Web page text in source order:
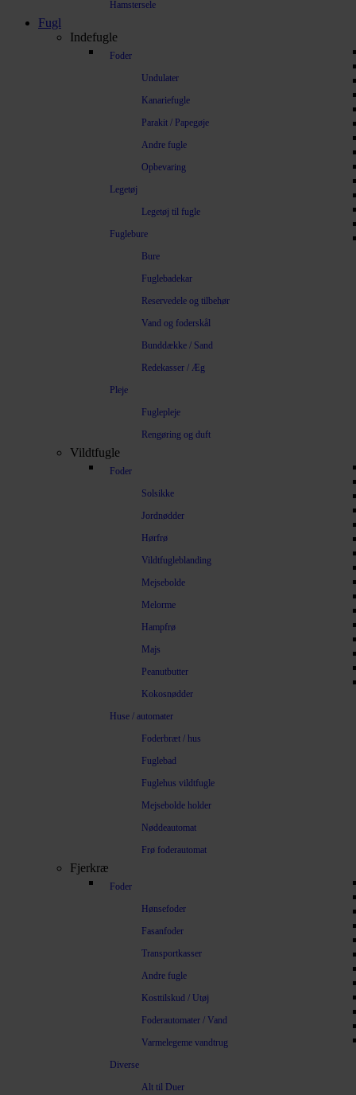
Hamstersele
Fugl
Indefugle
Foder
Undulater
Kanariefugle
Parakit / Papegøje
Andre fugle
Opbevaring
Legetøj
Legetøj til fugle
Fuglebure
Bure
Fuglebadekar
Reservedele og tilbehør
Vand og foderskål
Bunddække / Sand
Redekasser / Æg
Pleje
Fuglepleje
Rengøring og duft
Vildtfugle
Foder
Solsikke
Jordnødder
Hørfrø
Vildtfugleblanding
Mejsebolde
Melorme
Hampfrø
Majs
Peanutbutter
Kokosnødder
Huse / automater
Foderbræt / hus
Fuglebad
Fuglehus vildtfugle
Mejsebolde holder
Nøddeautomat
Frø foderautomat
Fjerkræ
Foder
Hønsefoder
Fasanfoder
Transportkasser
Andre fugle
Kosttilskud / Utøj
Foderautomater / Vand
Varmelegeme vandtrug
Diverse
Alt til Duer